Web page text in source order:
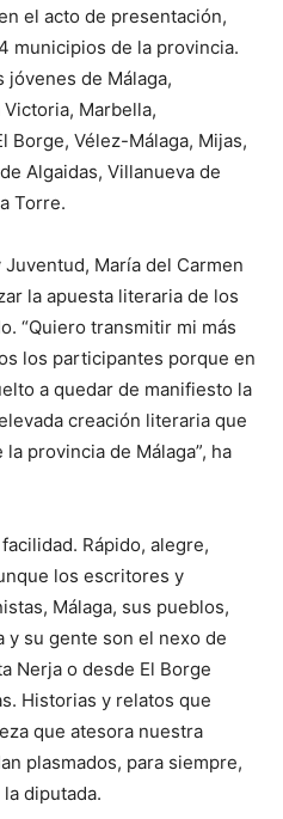
el acto de presentación,
municipios de la provincia.
de Málaga,
Marbella,
Borge, Vélez-Málaga, Mijas,
Algaidas, Villanueva de
Torre.
María del Carmen
la apuesta literaria de los
“Quiero transmitir mi más
los participantes porque en
a quedar de manifiesto la
creación literaria que
provincia de Málaga”, ha
Rápido, alegre,
los escritores y
Málaga, sus pueblos,
y su gente son el nexo de
Nerja o desde El Borge
Historias y relatos que
que atesora nuestra
plasmados, para siempre,
diputada.